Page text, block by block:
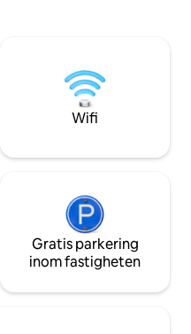
och
altan.
POOLEN är INTE
öppen året runt.
tillåtna på denna
3, 4203 S. Atlantic.
Wifi
Gratis parkering
inom fastigheten